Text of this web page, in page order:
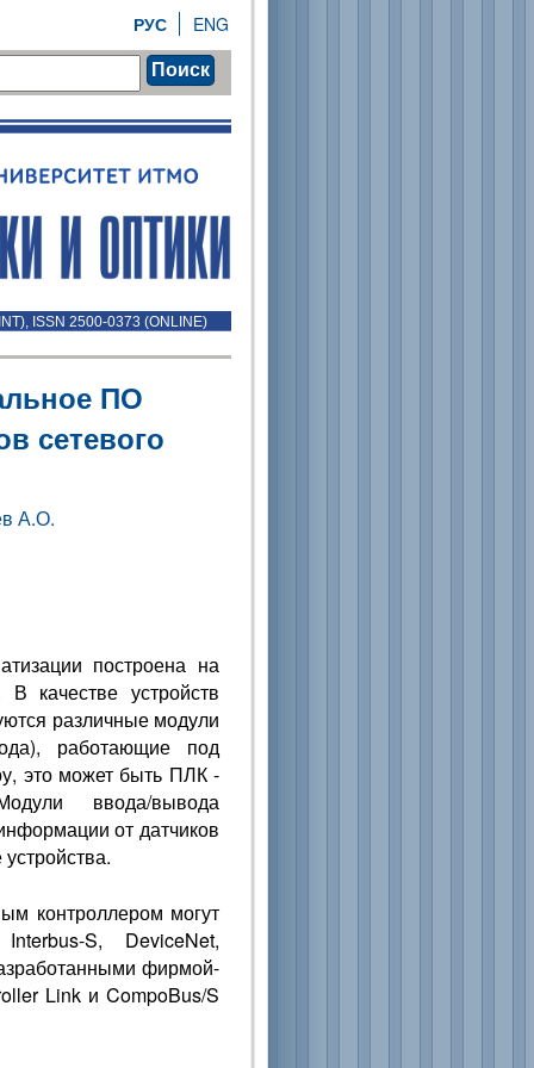
ENG
РУС
Поиск
ISSN 2500-0373 (ONLINE)
ПО
сетевого
А.О.
построена на
качестве устройств
различные модули
работающие под
это может быть ПЛК -
ввода/вывода
от датчиков
контроллером могут
S, DeviceNet,
фирмой-
Link и CompoBus/S